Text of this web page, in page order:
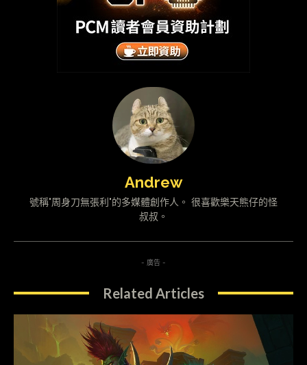
Andrew
號稱"周身刀無張利"的多媒體創作人。 很喜歡樂天熊仔的怪
叔叔。
- 廣告 -
Related Articles